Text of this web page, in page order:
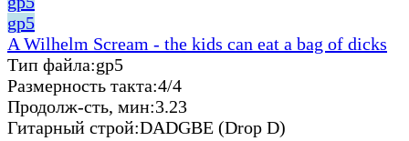
gp5
A Wilhelm Scream - the kids can eat a bag of dicks
Тип файла:gp5
Размерность такта:4/4
Продолж-сть, мин:3.23
Гитарный строй:DADGBE (Drop D)